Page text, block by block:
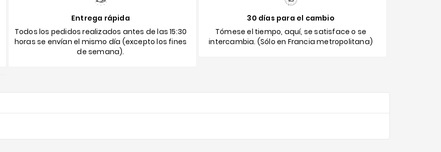
Entrega rápida
Todos los pedidos realizados antes de las 15:30
horas se envían el mismo día (excepto los fines
de semana).
30 días para el cambio
Tómese el tiempo, aquí, se satisface o se
intercambia. (Sólo en Francia metropolitana)